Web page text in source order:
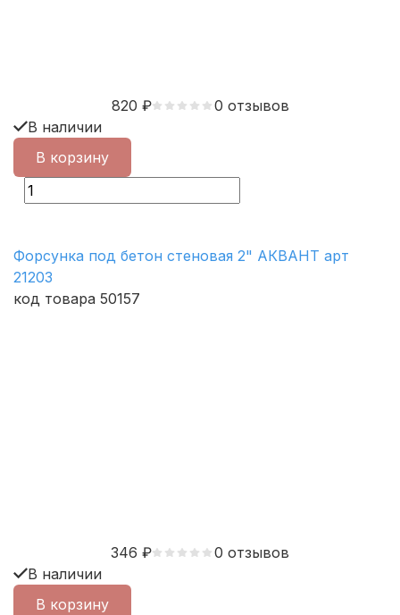
820 ₽
0 отзывов
В наличии
В корзину
Форсунка под бетон стеновая 2" АКВАНТ арт
21203
код товара 50157
346 ₽
0 отзывов
В наличии
В корзину